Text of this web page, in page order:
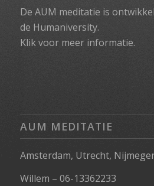
De AUM meditatie is
de Humaniversity.
Klik voor meer informatie.
AUM MEDITATIE
Amsterdam, Utrecht,
Willem – 06-13362233